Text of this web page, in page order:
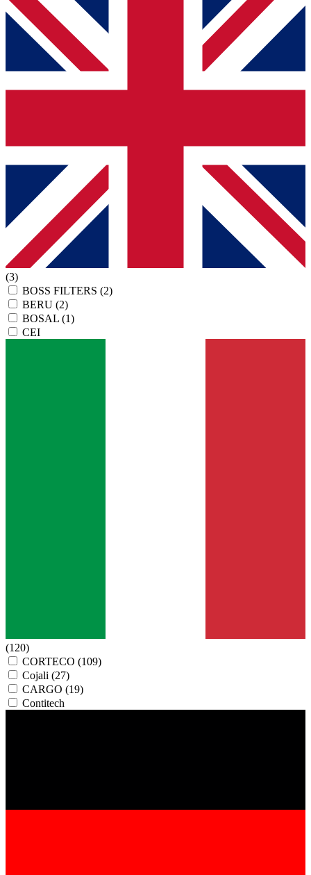
(3)
BOSS FILTERS (2)
BERU (2)
BOSAL (1)
CEI
(120)
CORTECO (109)
Cojali (27)
CARGO (19)
Contitech